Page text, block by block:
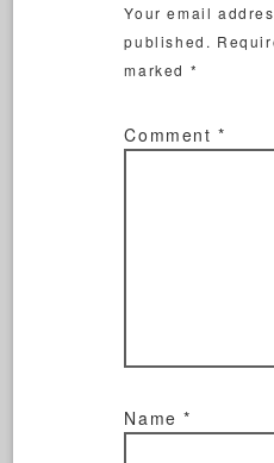
Your email
published.
marked *
Comment*
Name*